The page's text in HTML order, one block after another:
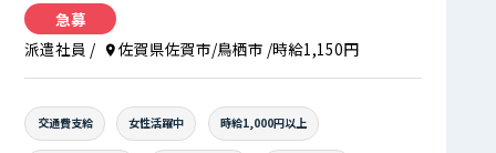
急募
派遣社員 / 佐賀県佐賀市/鳥栖市 /時給1,150円
交通費支給 女性活躍中 時給1,000円以上